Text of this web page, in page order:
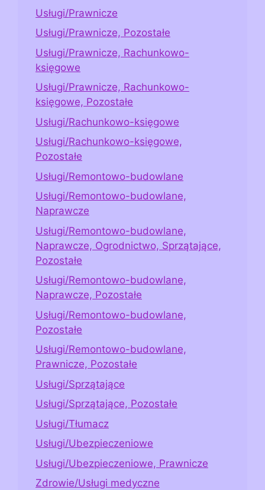
Usługi/Prawnicze
Usługi/Prawnicze, Pozostałe
Usługi/Prawnicze, Rachunkowo-
księgowe
Usługi/Prawnicze, Rachunkowo-
księgowe, Pozostałe
Usługi/Rachunkowo-księgowe
Usługi/Rachunkowo-księgowe,
Pozostałe
Usługi/Remontowo-budowlane
Usługi/Remontowo-budowlane,
Naprawcze
Usługi/Remontowo-budowlane,
Naprawcze, Ogrodnictwo, Sprzątające,
Pozostałe
Usługi/Remontowo-budowlane,
Naprawcze, Pozostałe
Usługi/Remontowo-budowlane,
Pozostałe
Usługi/Remontowo-budowlane,
Prawnicze, Pozostałe
Usługi/Sprzątające
Usługi/Sprzątające, Pozostałe
Usługi/Tłumacz
Usługi/Ubezpieczeniowe
Usługi/Ubezpieczeniowe, Prawnicze
Zdrowie/Usługi medyczne